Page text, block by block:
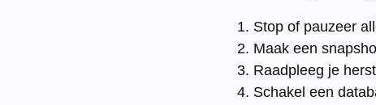
Stop of pauzeer
Maak een
Raadpleeg je
Schakel een